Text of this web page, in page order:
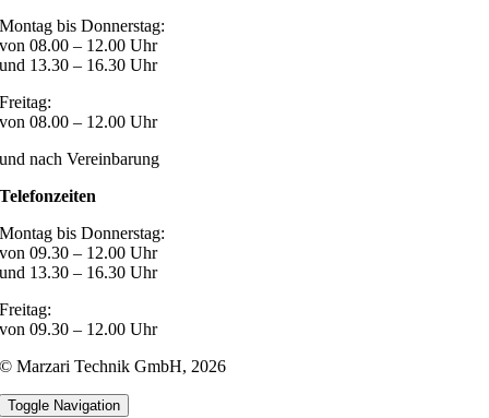
Montag bis Donnerstag:
von 08.00 – 12.00 Uhr
und 13.30 – 16.30 Uhr
Freitag:
von 08.00 – 12.00 Uhr
und nach Vereinbarung
Telefonzeiten
Montag bis Donnerstag:
von 09.30 – 12.00 Uhr
und 13.30 – 16.30 Uhr
Freitag:
von 09.30 – 12.00 Uhr
© Marzari Technik GmbH,2026
Toggle Navigation